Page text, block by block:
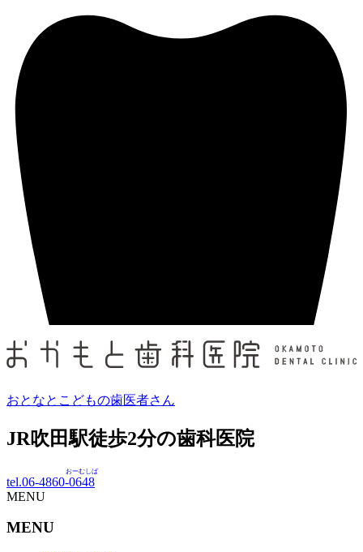
おとなとこどもの歯医者さん
JR吹田駅徒歩2分の歯科医院
tel.06-4860-0648
おーむしば
MENU
MENU